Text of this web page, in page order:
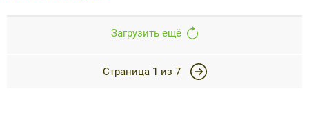
Загрузить ещё
Страница 1 из 7